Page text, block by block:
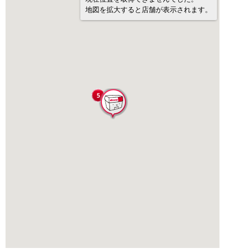
地図を拡大すると店舗が表示されます。